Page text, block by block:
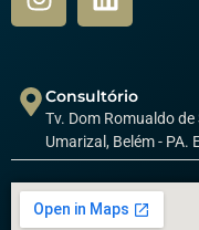
Consultório
Tv. Dom Romualdo
Umarizal, Belém - PA.